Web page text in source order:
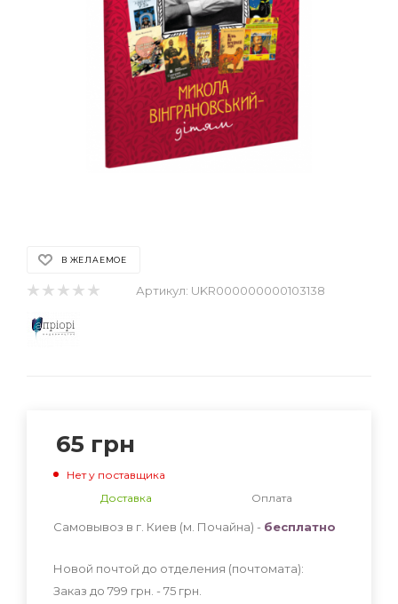
В ЖЕЛАЕМОЕ
Артикул: UKR000000000103138
65 грн
Нет у поставщика
Доставка
Оплата
Самовывоз в г. Киев (м. Почайна) - бесплатно
Новой почтой до отделения (почтомата):
Заказ до 799 грн. - 75 грн